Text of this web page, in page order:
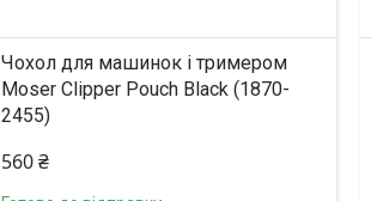
Чохол для машинок і тримером
Moser Clipper Pouch Black (1870-
2455)
560 ₴